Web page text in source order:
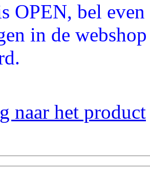
OPEN, bel
in de
naar het product